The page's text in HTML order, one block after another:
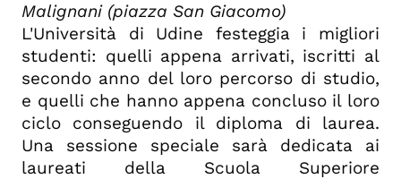
Malignani (piazza San Giacomo)
L'Università di Udine festeggia i migliori
studenti: quelli appena arrivati, iscritti al
secondo anno del loro percorso di studio,
e quelli che hanno appena concluso il loro
ciclo conseguendo il diploma di laurea.
Una sessione speciale sarà dedicata ai
laureati della Scuola Superiore